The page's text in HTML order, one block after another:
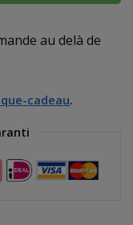
au delà de
cadeau.